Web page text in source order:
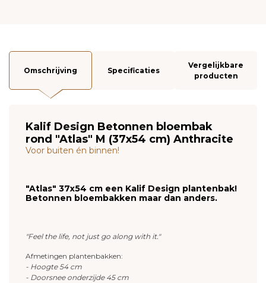
Omschrijving Specificaties
Vergelijkbare
producten
Kalif Design Betonnen bloembak
rond "Atlas" M (37x54 cm) Anthracite
Voor buiten én binnen!
"Atlas" 37x54 cm een Kalif Design plantenbak!
Betonnen bloembakken maar dan anders.
"Feel the life, not just go along with it."
Afmetingen plantenbakken:
- Hoogte 54 cm
- Doorsnee onderzijde 45 cm